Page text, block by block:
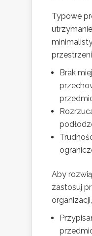
Typowe
Brak
Aby
zastosuj